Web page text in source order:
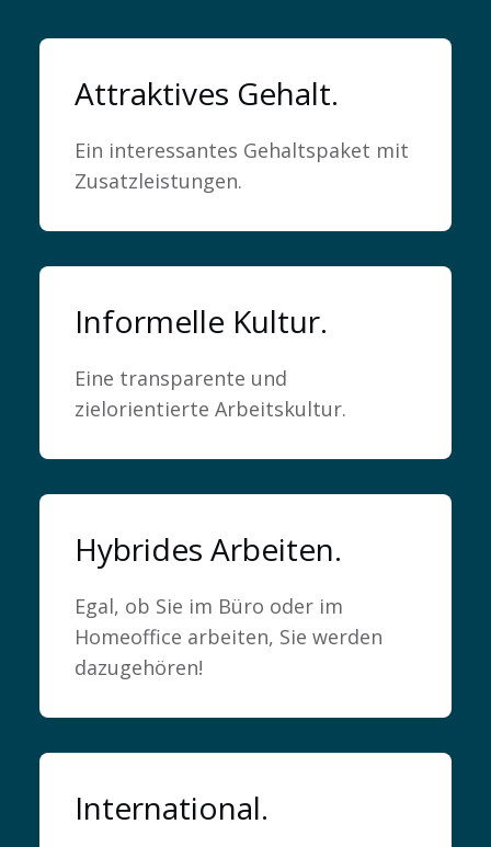
Nachhaltigkeit 🌿
Attraktives Gehalt.
Ein interessantes Gehaltspaket mit
Zusatzleistungen.
Informelle Kultur.
Eine transparente und
zielorientierte Arbeitskultur.
Hybrides Arbeiten.
Egal, ob Sie im Büro oder im
Homeoffice arbeiten, Sie werden
dazugehören!
International.